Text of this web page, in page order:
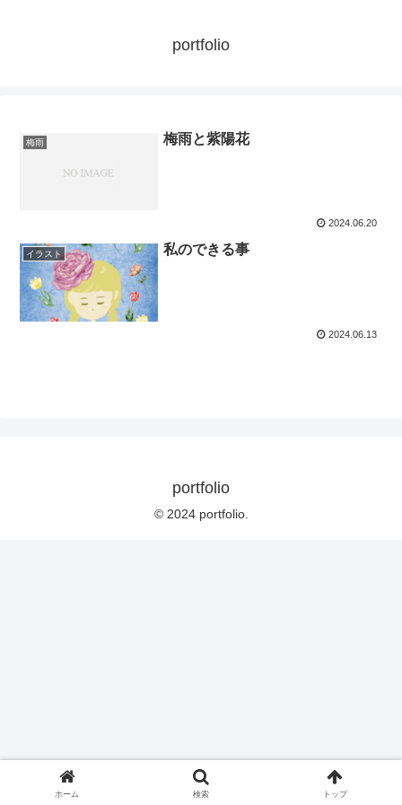
portfolio
梅雨 梅雨と紫陽花
2024.06.20
イラスト 私のできる事
2024.06.13
portfolio
© 2024 portfolio.
ホーム 検索 トップ